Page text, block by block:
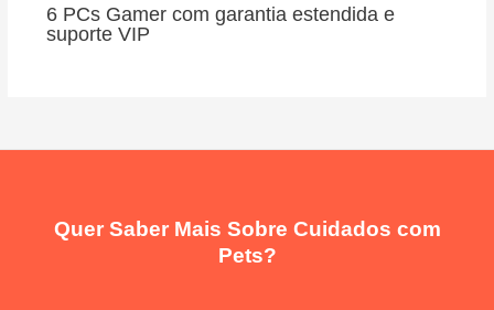
6 PCs Gamer com garantia estendida e
suporte VIP
Quer Saber Mais Sobre Cuidados com
Pets?